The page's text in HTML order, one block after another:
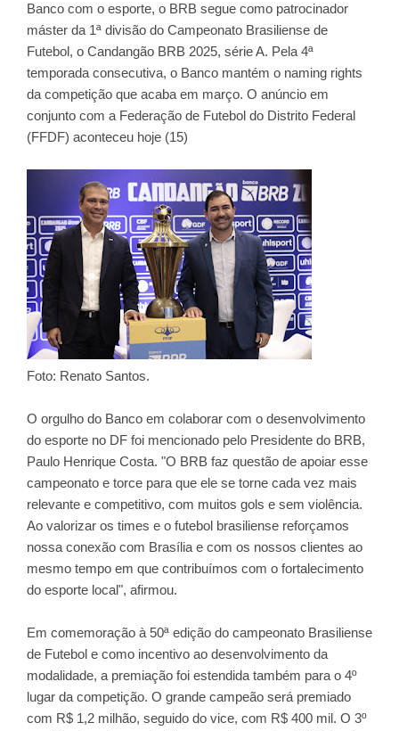
Banco com o esporte, o BRB segue como patrocinador
máster da 1ª divisão do Campeonato Brasiliense de
Futebol, o Candangão BRB 2025, série A. Pela 4ª
temporada consecutiva, o Banco mantém o naming rights
da competição que acaba em março. O anúncio em
conjunto com a Federação de Futebol do Distrito Federal
(FFDF) aconteceu hoje (15)
Foto: Renato Santos.
O orgulho do Banco em colaborar com o desenvolvimento
do esporte no DF foi mencionado pelo Presidente do BRB,
Paulo Henrique Costa. "O BRB faz questão de apoiar esse
campeonato e torce para que ele se torne cada vez mais
relevante e competitivo, com muitos gols e sem violência.
Ao valorizar os times e o futebol brasiliense reforçamos
nossa conexão com Brasília e com os nossos clientes ao
mesmo tempo em que contribuímos com o fortalecimento
do esporte local", afirmou.
Em comemoração à 50ª edição do campeonato Brasiliense
de Futebol e como incentivo ao desenvolvimento da
modalidade, a premiação foi estendida também para o 4º
lugar da competição. O grande campeão será premiado
com R$ 1,2 milhão, seguido do vice, com R$ 400 mil. O 3º